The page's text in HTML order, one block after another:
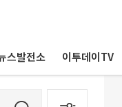
스발전소 이투데이TV